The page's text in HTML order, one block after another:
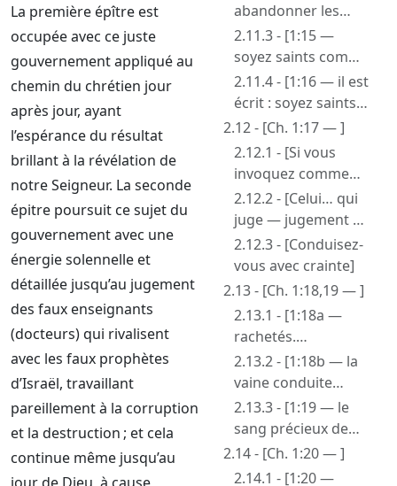
La première épître est
occupée avec ce juste
gouvernement appliqué au
chemin du chrétien jour
après jour, ayant
l’espérance du résultat
brillant à la révélation de
notre Seigneur. La seconde
épitre poursuit ce sujet du
gouvernement avec une
énergie solennelle et
détaillée jusqu’au jugement
des faux enseignants
(docteurs) qui rivalisent
avec les faux prophètes
d’Israël, travaillant
pareillement à la corruption
et la destruction ; et cela
continue même jusqu’au
abandonner les
convoitises du
temps de
l’ignorance]
2.11.3 - [1:15 —
soyez saints comme
votre Père est saint]
2.11.4 - [1:16 — il est
écrit : soyez saints…
]
2.12 - [Ch. 1:17 — ]
2.12.1 - [Si vous
invoquez comme
Père]
2.12.2 - [Celui… qui
juge — jugement du
Père / jugement du
Fils de l’homme]
2.12.3 - [Conduisez-
vous avec crainte]
2.13 - [Ch. 1:18,19 — ]
2.13.1 - [1:18a —
rachetés.
Rédemption]
2.13.2 - [1:18b — la
vaine conduite
enseignée par vos
pères]
2.13.3 - [1:19 — le
sang précieux de
Christ, l’agneau sans
défaut et sans
2.14 - [Ch. 1:20 — ]
2.14.1 - [1:20 —